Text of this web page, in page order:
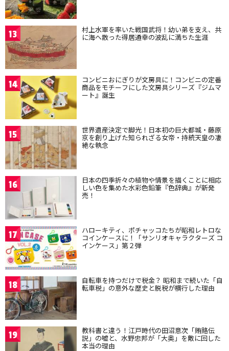
13 村上水軍を率いた戦国武将！幼い弟を支え、共
に海へ散った得居通幸の波乱に満ちた生涯
14 コンビニおにぎりが文房具に！コンビニの定番
商品をモチーフにした文房具シリーズ『ジムマ
ート』誕生
15 世界遺産決定で脚光！日本初の巨大都城・藤原
京を創り上げた知られざる女帝・持統天皇の凄
絶な執念
16 日本の四季折々の植物や情景を描くことに相応
しい色を集めた水彩色鉛筆『色辞典』が新発
売！
17 ハローキティ、ポチャッコたちが昭和レトロな
コインケースに！「サンリオキャラクターズ コ
インケース」第２弾
18 自転車を持つだけで税金？ 昭和まで続いた「自
転車税」の意外な歴史と脱税が横行した理由
19 教科書と違う！江戸時代の田沼意次「賄賂伝
説」の嘘と、水野忠邦が「大奥」を敵に回した
本当の理由